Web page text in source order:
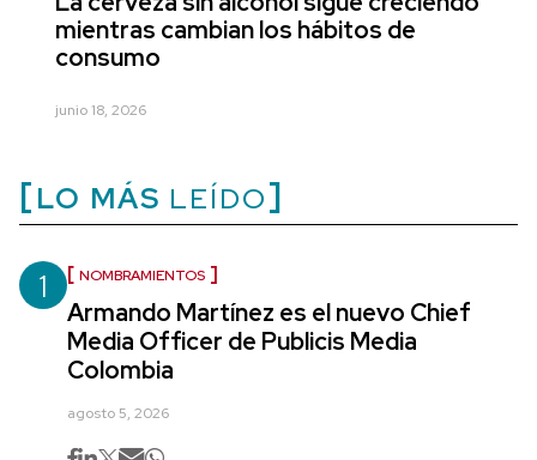
mientras cambian los hábitos de
consumo
junio 18, 2026
LO MÁS LEÍDO
1 NOMBRAMIENTOS
Armando Martínez es el nuevo Chief
Media Officer de Publicis Media
Colombia
agosto 5, 2026